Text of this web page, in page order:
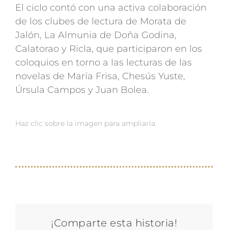
El ciclo contó con una activa colaboración
de los clubes de lectura de Morata de
Jalón, La Almunia de Doña Godina,
Calatorao y Ricla, que participaron en los
coloquios en torno a las lecturas de las
novelas de María Frisa, Chesús Yuste,
Úrsula Campos y Juan Bolea.
Haz clic sobre la imagen para ampliarla.
¡Comparte esta historia!